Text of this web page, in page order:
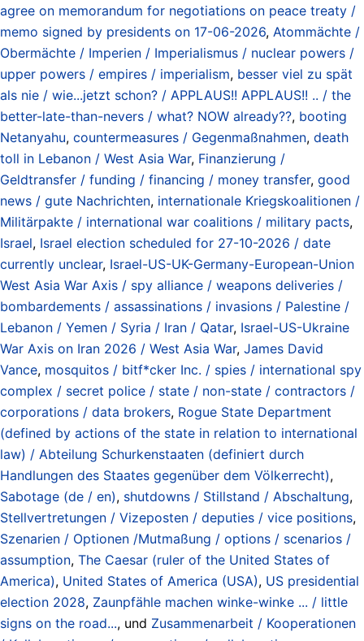
agree on memorandum for negotiations on peace treaty /
memo signed by presidents on 17-06-2026, Atommächte /
Obermächte / Imperien / Imperialismus / nuclear powers /
upper powers / empires / imperialism, besser viel zu spät
als nie / wie...jetzt schon? / APPLAUS!! APPLAUS!! .. / the
better-late-than-nevers / what? NOW already??, booting
Netanyahu, countermeasures / Gegenmaßnahmen, death
toll in Lebanon / West Asia War, Finanzierung /
Geldtransfer / funding / financing / money transfer, good
news / gute Nachrichten, internationale Kriegskoalitionen /
Militärpakte / international war coalitions / military pacts,
Israel, Israel election scheduled for 27-10-2026 / date
currently unclear, Israel-US-UK-Germany-European-Union
West Asia War Axis / spy alliance / weapons deliveries /
bombardements / assassinations / invasions / Palestine /
Lebanon / Yemen / Syria / Iran / Qatar, Israel-US-Ukraine
War Axis on Iran 2026 / West Asia War, James David
Vance, mosquitos / bitf*cker Inc. / spies / international spy
complex / secret police / state / non-state / contractors /
corporations / data brokers, Rogue State Department
(defined by actions of the state in relation to international
law) / Abteilung Schurkenstaaten (definiert durch
Handlungen des Staates gegenüber dem Völkerrecht),
Sabotage (de / en), shutdowns / Stillstand / Abschaltung,
Stellvertretungen / Vizeposten / deputies / vice positions,
Szenarien / Optionen /Mutmaßung / options / scenarios /
assumption, The Caesar (ruler of the United States of
America), United States of America (USA), US presidential
election 2028, Zaunpfähle machen winke-winke ... / little
signs on the road..., und Zusammenarbeit / Kooperationen